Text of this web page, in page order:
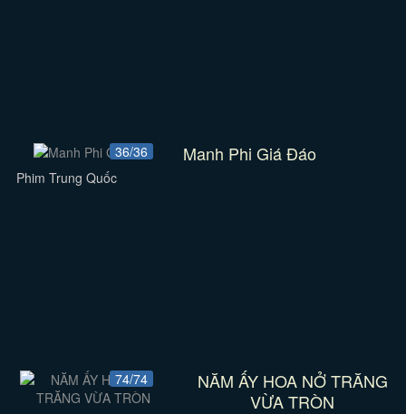
36/36 Manh Phi Giá Đáo
Phim Trung Quốc
74/74
NĂM ẤY HOA NỞ TRĂNG
VỪA TRÒN